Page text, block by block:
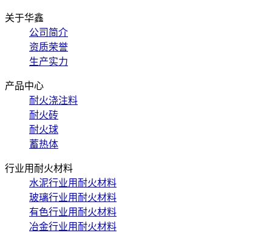
关于华鑫
公司简介
资质荣誉
生产实力
产品中心
耐火浇注料
耐火砖
耐火球
蓄热体
行业用耐火材料
水泥行业用耐火材料
玻璃行业用耐火材料
有色行业用耐火材料
冶金行业用耐火材料